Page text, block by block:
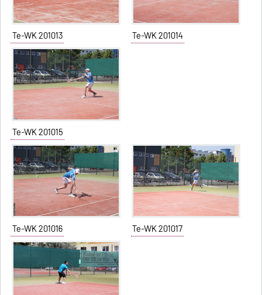
Te-WK 201013 Te-WK 201014
Te-WK 201015
Te-WK 201016 Te-WK 201017